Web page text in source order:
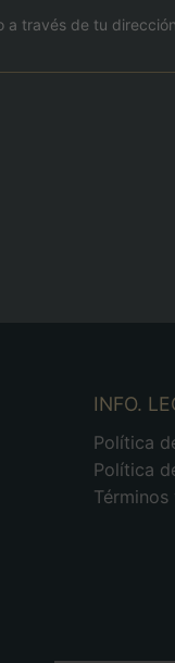
a través de tu
INFO.
Política
Política